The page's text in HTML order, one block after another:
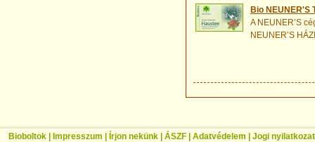
Bio NEUNER'S
A NEUNER’S
NEUNER’S
Bioboltok | Impresszum | Írjon nekünk | ÁSZF | Adatvédelem | Jogi nyilatkozat